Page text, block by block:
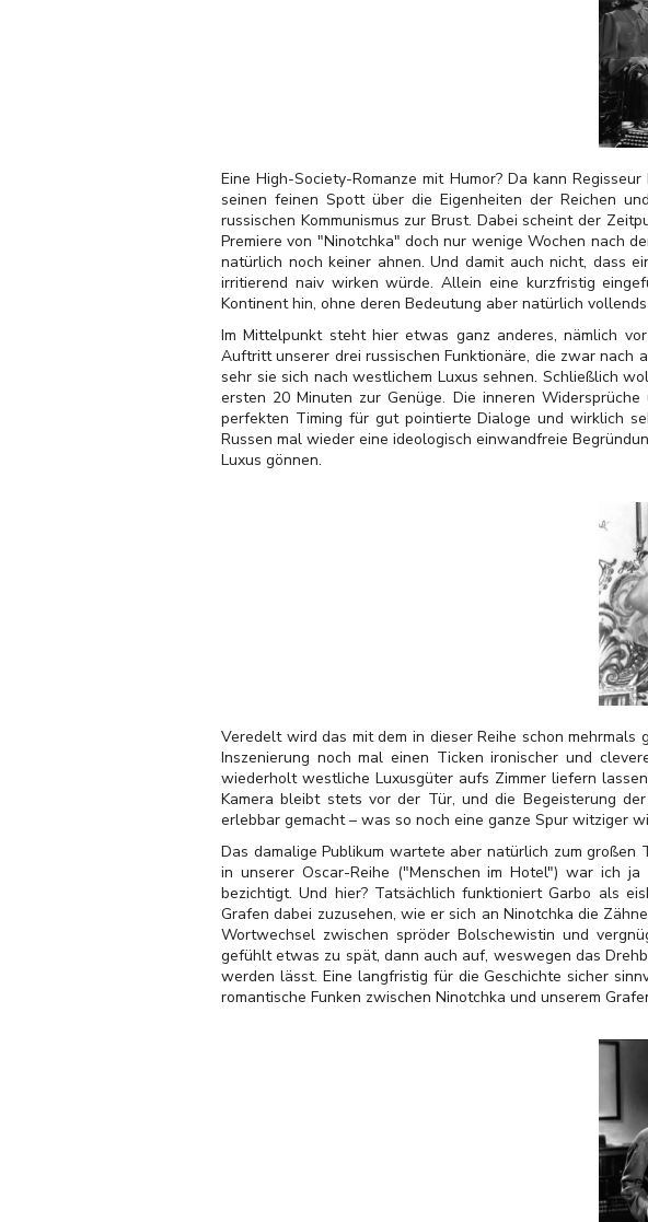
Eine High-Society-Romanze mit Humor? Da kann
seinen feinen Spott über die Eigenheiten der Reichen
russischen Kommunismus zur Brust. Dabei scheint der
Premiere von "Ninotchka" doch nur wenige Wochen nach
natürlich noch keiner ahnen. Und damit auch nicht, dass
irritierend naiv wirken würde. Allein eine kurzfristig
Kontinent hin, ohne deren Bedeutung aber natürlich
Im Mittelpunkt steht hier etwas ganz anderes, nämlich
Auftritt unserer drei russischen Funktionäre, die zwar nach
sehr sie sich nach westlichem Luxus sehnen. Schließlich
ersten 20 Minuten zur Genüge. Die inneren
perfekten Timing für gut pointierte Dialoge und wirklich
Russen mal wieder eine ideologisch einwandfreie
Luxus gönnen.
Veredelt wird das mit dem in dieser Reihe schon
Inszenierung noch mal einen Ticken ironischer und
wiederholt westliche Luxusgüter aufs Zimmer liefern
Kamera bleibt stets vor der Tür, und die Begeisterung
erlebbar gemacht – was so noch eine ganze Spur witziger
Das damalige Publikum wartete aber natürlich zum
in unserer Oscar-Reihe ("Menschen im Hotel") war ich
bezichtigt. Und hier? Tatsächlich funktioniert Garbo als
Grafen dabei zuzusehen, wie er sich an Ninotchka die
Wortwechsel zwischen spröder Bolschewistin und
gefühlt etwas zu spät, dann auch auf, weswegen das
werden lässt. Eine langfristig für die Geschichte sicher
romantische Funken zwischen Ninotchka und unserem